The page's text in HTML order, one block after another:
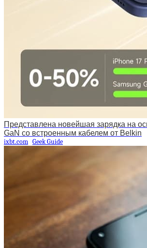
Представлена новейшая зарядка на
GaN со встроенным кабелем от Belkin
ixbt.com Geek Guide